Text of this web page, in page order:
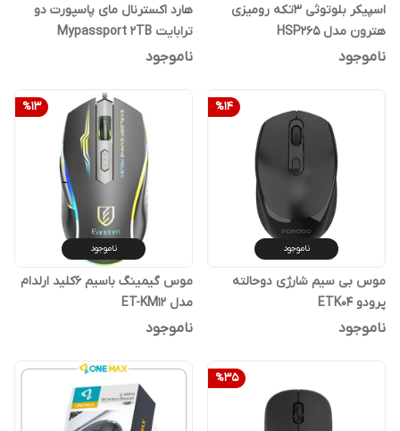
اسپیکر بلوتوثی 3تکه رومیزی
هترون مدل HSP265
ناموجود
هارد اکسترنال مای پاسپورت دو
ترابایت Mypassport 2TB
ناموجود
%14
ناموجود
موس بی سیم شارژی دوحالته
پرودو ETK04
ناموجود
%13
ناموجود
موس گیمینگ باسیم 6کلید ارلدام
مدل ET-KM12
ناموجود
%35